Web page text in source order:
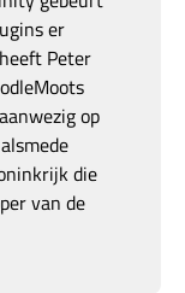
er
Peter
op
die
van de